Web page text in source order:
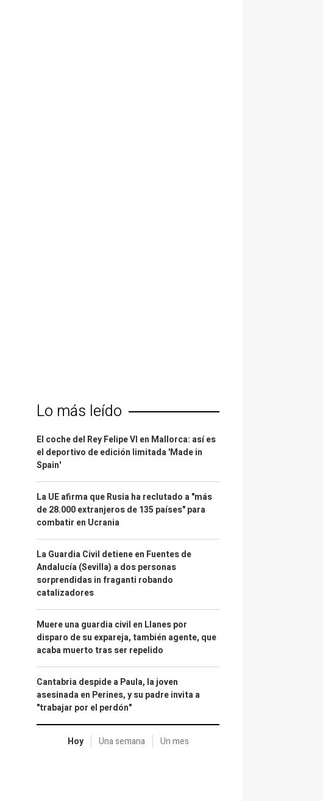
Lo más leído
El coche del Rey Felipe VI en Mallorca: así es
el deportivo de edición limitada 'Made in
Spain'
La UE afirma que Rusia ha reclutado a "más
de 28.000 extranjeros de 135 países" para
combatir en Ucrania
La Guardia Civil detiene en Fuentes de
Andalucía (Sevilla) a dos personas
sorprendidas in fraganti robando
catalizadores
Muere una guardia civil en Llanes por
disparo de su expareja, también agente, que
acaba muerto tras ser repelido
Cantabria despide a Paula, la joven
asesinada en Perines, y su padre invita a
"trabajar por el perdón"
Hoy Una semana Un mes